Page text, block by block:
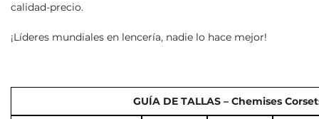
calidad-precio.
¡Líderes mundiales en lencería, nadie lo hace mejor!
GUÍA DE TALLAS – Chemises